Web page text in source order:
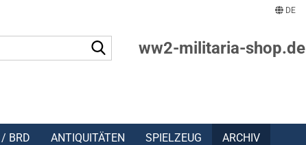
DE
ww2-militaria-shop.de
BRD ANTIQUITÄTEN SPIELZEUG ARCHIV